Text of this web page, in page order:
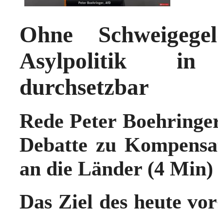
Ohne
Asylpolitik in
durchsetzbar
Rede Peter
Debatte zu
an die Länder (4 Min)
Das Ziel des heute